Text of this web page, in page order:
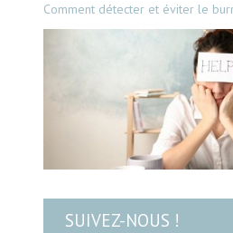
Comment détecter et éviter le
SUIVEZ-NOUS !